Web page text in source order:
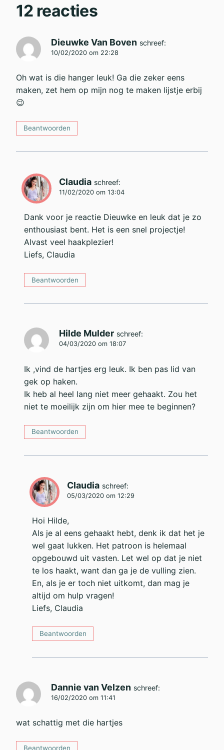
12 reacties
Dieuwke Van Boven schreef:
10/02/2020 om 22:28
Oh wat is die hanger leuk! Ga die zeker eens
maken, zet hem op mijn nog te maken lijstje erbij
😉
Beantwoorden
Claudia schreef:
11/02/2020 om 13:04
Dank voor je reactie Dieuwke en leuk dat je zo
enthousiast bent. Het is een snel projectje!
Alvast veel haakplezier!
Liefs, Claudia
Beantwoorden
Hilde Mulder schreef:
04/03/2020 om 18:07
Ik ,vind de hartjes erg leuk. Ik ben pas lid van
gek op haken.
Ik heb al heel lang niet meer gehaakt. Zou het
niet te moeilijk zijn om hier mee te beginnen?
Beantwoorden
Claudia schreef:
05/03/2020 om 12:29
Hoi Hilde,
Als je al eens gehaakt hebt, denk ik dat het je
wel gaat lukken. Het patroon is helemaal
opgebouwd uit vasten. Let wel op dat je niet
te los haakt, want dan ga je de vulling zien.
En, als je er toch niet uitkomt, dan mag je
altijd om hulp vragen!
Liefs, Claudia
Beantwoorden
Dannie van Velzen schreef:
16/02/2020 om 11:41
wat schattig met die hartjes
Beantwoorden